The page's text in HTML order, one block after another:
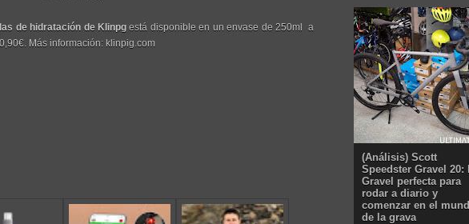
de hidratación de Klinpg está disponible en un envase de 250ml a
Más información: klinpig.com
(Análisis) Scott
Speedster Gravel 20:
Gravel perfecta para
rodar a diario y
comenzar en el
de la grava